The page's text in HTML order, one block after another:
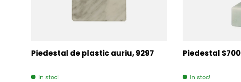
Piedestal de plastic auriu, 9297
In stoc!
Piedestal S700
In stoc!